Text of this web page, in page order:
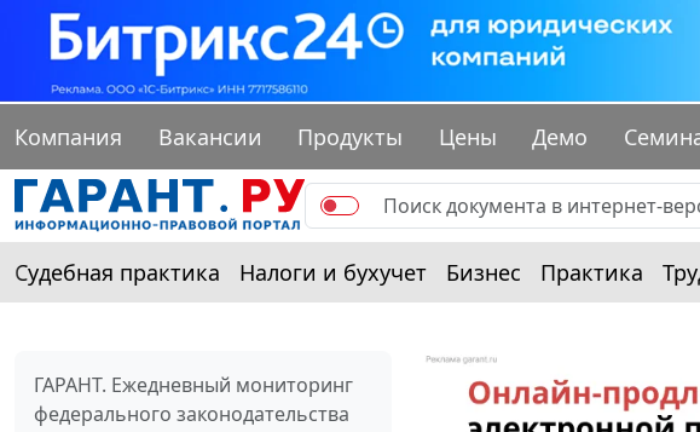
Компания Вакансии Продукты Цены Демо
Судебная практика Налоги и бухучет Бизнес Практика
ГАРАНТ. Ежедневный мониторинг
федерального законодательства